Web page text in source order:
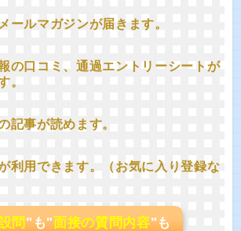
ールマガジンが届きます。
の口コミ、通過エントリーシートが
。
記事が読めます。
利用できます。（お気に入り登録な
問"も"面接の質問内容"も